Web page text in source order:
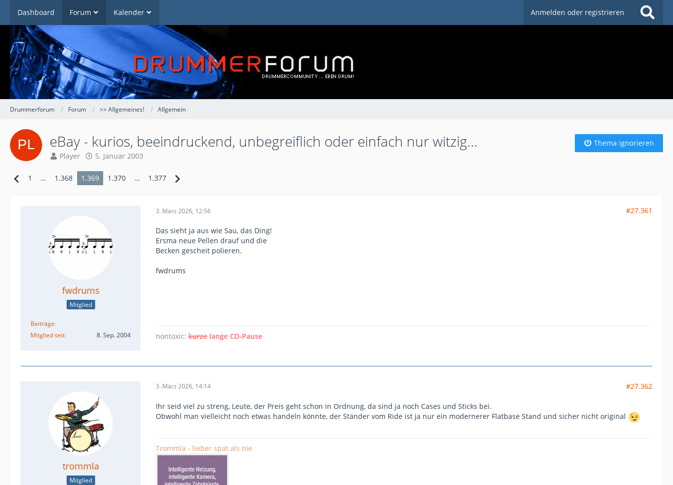
Dashboard Forum Kalender Anmelden oder registrieren
Drummerforum Forum >> Allgemeines! Allgemein
eBay - kurios, beeindruckend, unbegreiflich oder einfach nur witzig...
Player 5. Januar 2003
Thema ignorieren
1 … 1.368 1.369 1.370 … 1.377
fwdrums
Mitglied
Beiträge
Mitglied seit
8. Sep. 2004
3. März 2026, 12:56 #27.361
Das sieht ja aus wie Sau, das Ding!
Ersma neue Pellen drauf und die
Becken gescheit polieren.
fwdrums
nontoxic: kurze lange CD-Pause
trommla
Mitglied
3. März 2026, 14:14 #27.362
Ihr seid viel zu streng, Leute, der Preis geht schon in Ordnung, da sind ja noch Cases und Sticks bei.
Obwohl man vielleicht noch etwas handeln könnte, der Ständer vom Ride ist ja nur ein modernerer Flatbase Stand und sicher nicht original
Trommla - lieber spät als nie